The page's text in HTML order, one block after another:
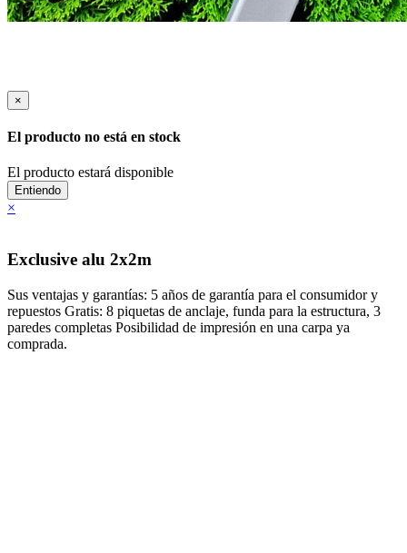
×
El producto no está en stock
El producto estará disponible
Entiendo
×
Exclusive alu 2x2m
Sus ventajas y garantías: 5 años de garantía para el consumidor y
repuestos Gratis: 8 piquetas de anclaje, funda para la estructura, 3
paredes completas Posibilidad de impresión en una carpa ya
comprada.